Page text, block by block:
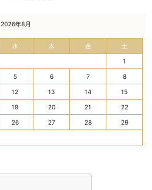
2026年8月
水 木 金 土
1
5 6 7 8
12 13 14 15
19 20 21 22
26 27 28 29